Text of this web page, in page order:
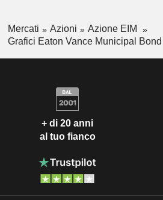
Mercati Azioni
Azione EIM
Grafici Eaton Vance Municipal Bond
+ di 20 anni
al tuo fianco